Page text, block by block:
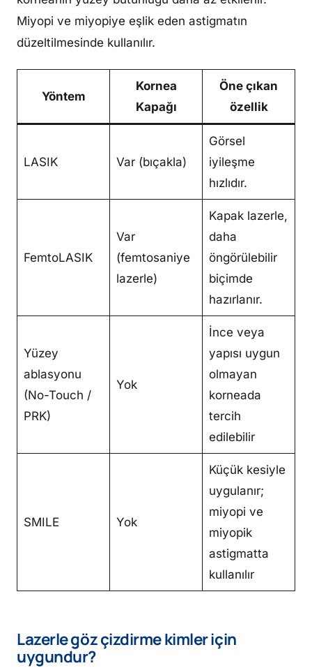
Miyopi ve miyopiye eşlik eden astigmatın
düzeltilmesinde kullanılır.
Yöntem
Kornea
Kapağı
Öne çıkan
özellik
LASIK Var (bıçakla)
Görsel
iyileşme
hızlıdır.
FemtoLASIK
Var
(femtosaniye
lazerle)
Kapak lazerle,
daha
öngörülebilir
biçimde
hazırlanır.
Yüzey
ablasyonu
(No-Touch /
PRK)
Yok
İnce veya
yapısı uygun
olmayan
korneada
tercih
edilebilir
SMILE Yok
Küçük kesiyle
uygulanır;
miyopi ve
miyopik
astigmatta
kullanılır
Lazerle göz çizdirme kimler için
uygundur?